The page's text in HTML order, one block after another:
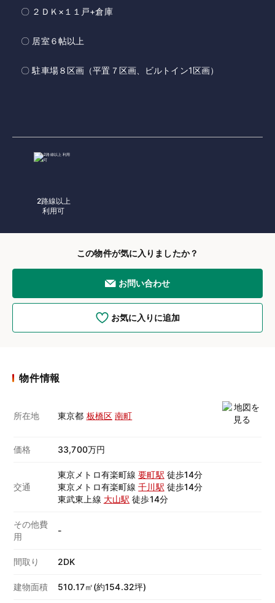
〇 ２ＤＫ×１１戸+倉庫
〇 居室６帖以上
〇 駐車場８区画（平置７区画、ビルトイン1区画）
2路線以上
利用可
この物件が気に入りましたか？
お問い合わせ
お気に入りに追加
物件情報
所在地 東京都 板橋区 南町
価格 33,700万円
交通
東京メトロ有楽町線要町駅 徒歩14分
東京メトロ有楽町線千川駅 徒歩14分
東武東上線 大山駅 徒歩14分
その他費
用
-
間取り 2DK
建物面積 510.17㎡(約154.32坪)